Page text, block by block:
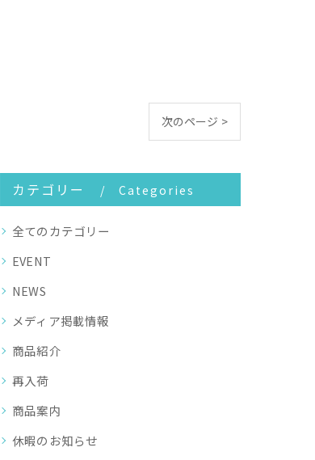
次のページ >
カテゴリー Categories
全てのカテゴリー
EVENT
NEWS
メディア掲載情報
商品紹介
再入荷
商品案内
休暇のお知らせ